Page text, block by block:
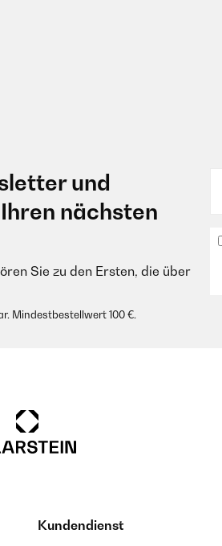
und
nächsten
Sie zu den Ersten, die über
Mindestbestellwert 100 €.
Kundendienst